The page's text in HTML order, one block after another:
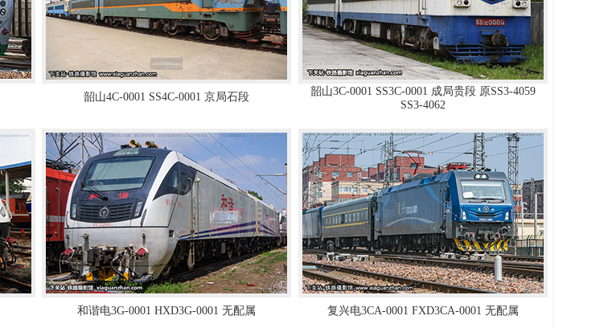
韶山4C-0001 SS4C-0001 京局石段
韶山3C-0001 SS3C-0001 成局贵段 原SS3-4059
SS3-4062
和谐电3G-0001 HXD3G-0001 无配属 复兴电3CA-0001 FXD3CA-0001 无配属